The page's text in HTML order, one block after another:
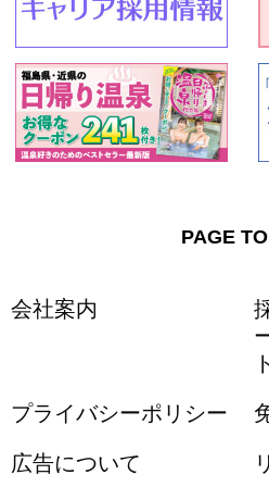
PAGE
会社案内
プライバシーポリシー
広告について